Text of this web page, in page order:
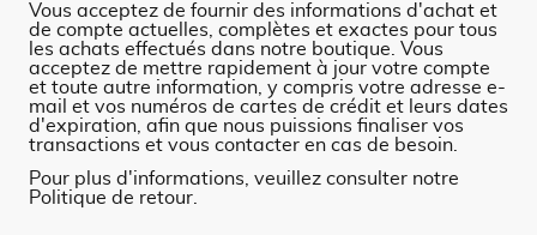
Vous acceptez de fournir des informations d'achat et
de compte actuelles, complètes et exactes pour tous
les achats effectués dans notre boutique. Vous
acceptez de mettre rapidement à jour votre compte
et toute autre information, y compris votre adresse e-
mail et vos numéros de cartes de crédit et leurs dates
d'expiration, afin que nous puissions finaliser vos
transactions et vous contacter en cas de besoin.
Pour plus d'informations, veuillez consulter notre
Politique de retour.